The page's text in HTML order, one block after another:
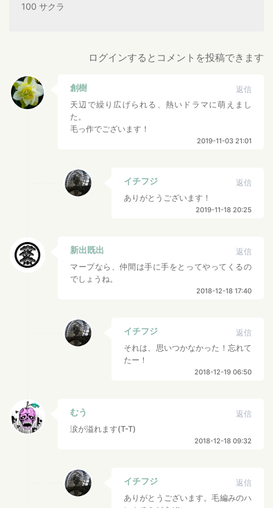
100 サクラ
ログインするとコメントを投稿できます
創樹
返信
天辺で繰り広げられる、熱いドラマに萌えまし
た。
毛っ作でございます！
2019-11-03 21:01
イチフジ
返信
ありがとうございます！
2019-11-18 20:25
新出既出
返信
マープなら、仲間は手に手をとってやってくるの
でしょうね。
2018-12-18 17:40
イチフジ
返信
それは、思いつかなかった！忘れて
たー！
2018-12-19 06:50
むう
返信
涙が溢れます(T-T)
2018-12-18 09:32
イチフジ
返信
ありがとうございます。毛編みのハ